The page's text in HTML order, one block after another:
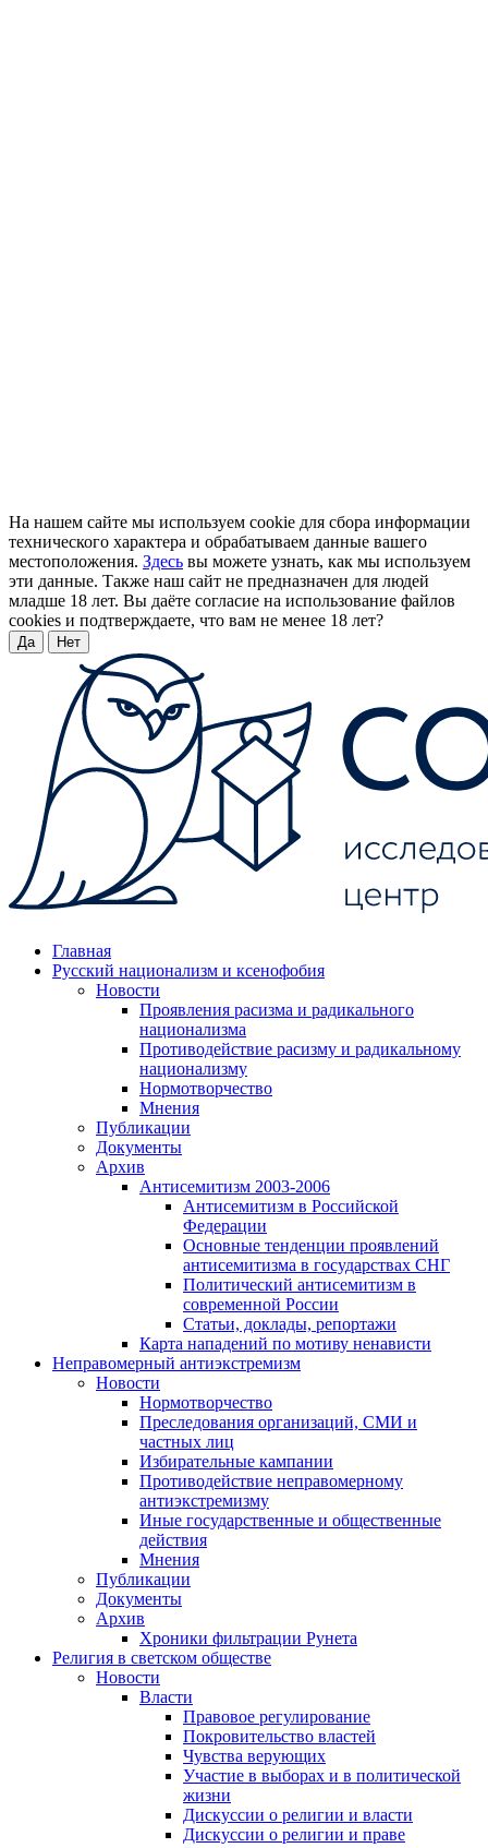
На нашем сайте мы используем cookie для сбора информации
технического характера и обрабатываем данные вашего
местоположения. Здесь вы можете узнать, как мы используем
эти данные. Также наш сайт не предназначен для людей
младше 18 лет. Вы даёте согласие на использование файлов
cookies и подтверждаете, что вам не менее 18 лет?
Да Нет
Главная
Русский национализм и ксенофобия
Новости
Проявления расизма и радикального
национализма
Противодействие расизму и радикальному
национализму
Нормотворчество
Мнения
Публикации
Документы
Архив
Антисемитизм 2003-2006
Антисемитизм в Российской
Федерации
Основные тенденции проявлений
антисемитизма в государствах СНГ
Политический антисемитизм в
современной России
Статьи, доклады, репортажи
Карта нападений по мотиву ненависти
Неправомерный антиэкстремизм
Новости
Нормотворчество
Преследования организаций, СМИ и
частных лиц
Избирательные кампании
Противодействие неправомерному
антиэкстремизму
Иные государственные и общественные
действия
Мнения
Публикации
Документы
Архив
Хроники фильтрации Рунета
Религия в светском обществе
Новости
Власти
Правовое регулирование
Покровительство властей
Чувства верующих
Участие в выборах и в политической
жизни
Дискуссии о религии и власти
Дискуссии о религии и праве